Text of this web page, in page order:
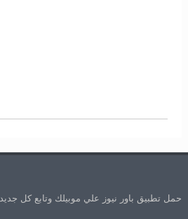
حمل تطبيق باور نيوز علي موبيلك وتابع كل جديد